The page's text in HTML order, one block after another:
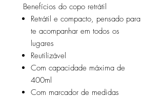
Benefícios do copo retrátil
Retrátil e compacto, pensado para
te acompanhar em todos os
lugares
Reutilizável
Com capacidade máxima de
400ml
Com marcador de medidas